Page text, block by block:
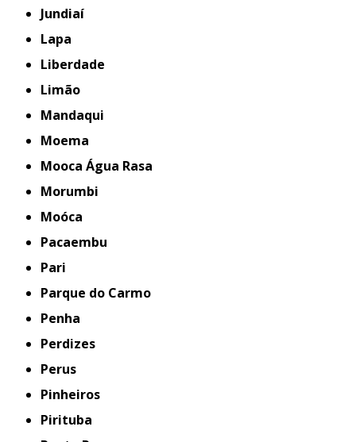
Jundiaí
Lapa
Liberdade
Limão
Mandaqui
Moema
Mooca Água Rasa
Morumbi
Moóca
Pacaembu
Pari
Parque do Carmo
Penha
Perdizes
Perus
Pinheiros
Pirituba